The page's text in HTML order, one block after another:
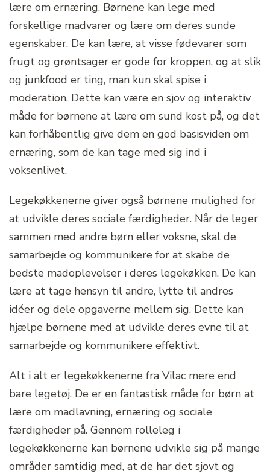
lære om ernæring. Børnene kan lege med
forskellige madvarer og lære om deres sunde
egenskaber. De kan lære, at visse fødevarer som
frugt og grøntsager er gode for kroppen, og at slik
og junkfood er ting, man kun skal spise i
moderation. Dette kan være en sjov og interaktiv
måde for børnene at lære om sund kost på, og det
kan forhåbentlig give dem en god basisviden om
ernæring, som de kan tage med sig ind i
voksenlivet.
Legekøkkenerne giver også børnene mulighed for
at udvikle deres sociale færdigheder. Når de leger
sammen med andre børn eller voksne, skal de
samarbejde og kommunikere for at skabe de
bedste madoplevelser i deres legekøkken. De kan
lære at tage hensyn til andre, lytte til andres
idéer og dele opgaverne mellem sig. Dette kan
hjælpe børnene med at udvikle deres evne til at
samarbejde og kommunikere effektivt.
Alt i alt er legekøkkenerne fra Vilac mere end
bare legetøj. De er en fantastisk måde for børn at
lære om madlavning, ernæring og sociale
færdigheder på. Gennem rolleleg i
legekøkkenerne kan børnene udvikle sig på mange
områder samtidig med, at de har det sjovt og